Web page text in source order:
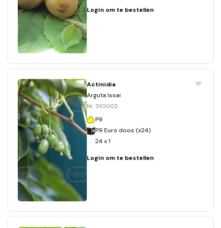
Login om te bestellen
Actinidia
Arguta Issai
Nr. 310002
P9
P9 Euro doos (x24)
24 x 1
Login om te bestellen